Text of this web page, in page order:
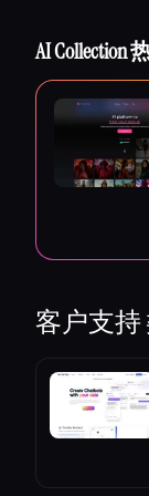
AI Collection
客户支持